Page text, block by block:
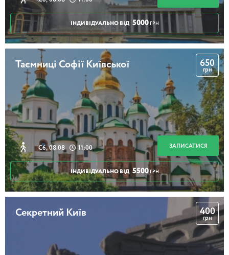
годин
Прогулянка Подолом
2 години
Секретний Київ (квест для підлітків)
2 години
ІНДИВІДУАЛЬНО ВІД 5000 ГРН
Таємниці Софії Київської
Сб, 08.08 11:00
650
грн
ЗАПИСАТИСЯ
ІНДИВІДУАЛЬНО ВІД 5500 ГРН
Секретний Київ 400
грн